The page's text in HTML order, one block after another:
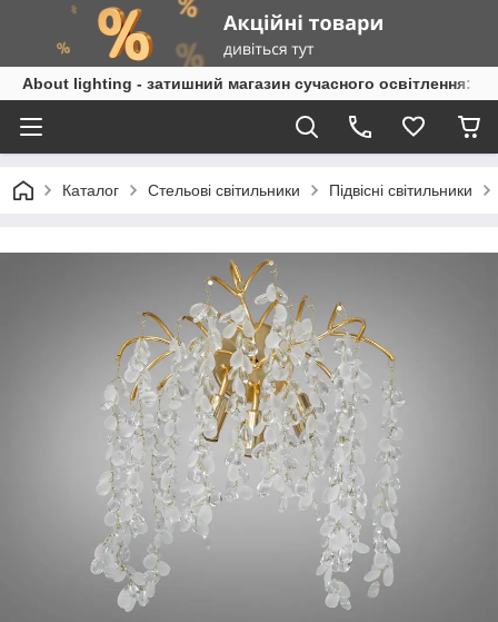
About lighting - затишний магазин сучасного освітлення:
Каталог Стельові світильники Підвісні світильники